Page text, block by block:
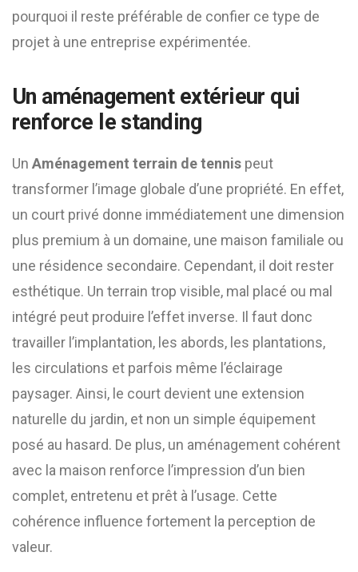
pourquoi il reste préférable de confier ce type de
projet à une entreprise expérimentée.
Un aménagement extérieur qui
renforce le standing
Un Aménagement terrain de tennis peut
transformer l’image globale d’une propriété. En effet,
un court privé donne immédiatement une dimension
plus premium à un domaine, une maison familiale ou
une résidence secondaire. Cependant, il doit rester
esthétique. Un terrain trop visible, mal placé ou mal
intégré peut produire l’effet inverse. Il faut donc
travailler l’implantation, les abords, les plantations,
les circulations et parfois même l’éclairage
paysager. Ainsi, le court devient une extension
naturelle du jardin, et non un simple équipement
posé au hasard. De plus, un aménagement cohérent
avec la maison renforce l’impression d’un bien
complet, entretenu et prêt à l’usage. Cette
cohérence influence fortement la perception de
valeur.